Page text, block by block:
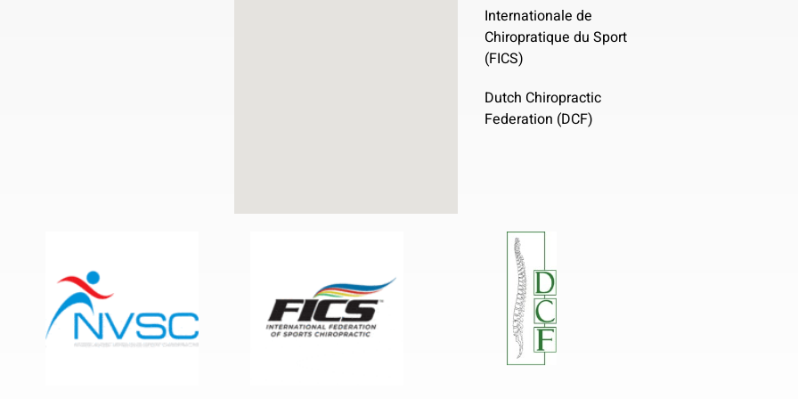
Internationale de
Chiropratique du Sport
(FICS)
Dutch Chiropractic
Federation (DCF)